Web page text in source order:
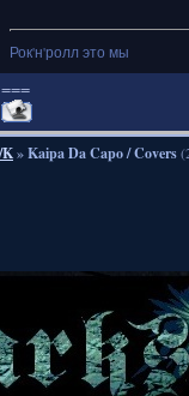
Рок'н'ролл это мы
===
K»Kaipa Da Capo / Covers